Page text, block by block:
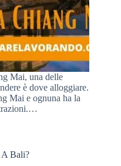
Mai, una delle
è dove alloggiare.
Mai e ognuna ha la
A Bali?